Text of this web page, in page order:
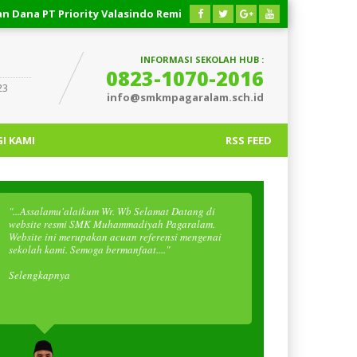
Priority Valasindo Remittance 03 AGUSTUS 2026
INFORMASI SEKOLAH HUB :
0823-1070-2016
info@smkmpagaralam.sch.id
KAMI RSS FEED
"...Assalamu'alaikum Wr. Wb Selamat Datang di
website resmi SMK Muhammadiyah Pagaralam.
Website ini merupakan acuan referensi mengenai
sekolah kami. Semoga bermanfaat...."
Selengkapnya